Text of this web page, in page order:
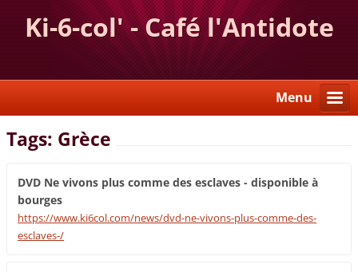
Ki-6-col' - Café l'Antidote
Menu
Tags: Grèce
DVD Ne vivons plus comme des esclaves - disponible à
bourges
https://www.ki6col.com/news/dvd-ne-vivons-plus-comme-des-
esclaves-/